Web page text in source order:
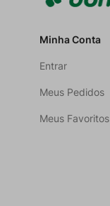
Minha Conta
Entrar
Meus Pedidos
Meus Favoritos